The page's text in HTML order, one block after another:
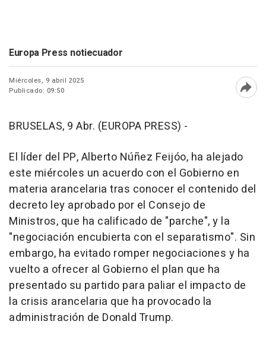
Europa Press notiecuador
Miércoles, 9 abril 2025
Publicado: 09:50
BRUSELAS, 9 Abr. (EUROPA PRESS) -
El líder del PP, Alberto Núñez Feijóo, ha alejado
este miércoles un acuerdo con el Gobierno en
materia arancelaria tras conocer el contenido del
decreto ley aprobado por el Consejo de
Ministros, que ha calificado de "parche", y la
"negociación encubierta con el separatismo". Sin
embargo, ha evitado romper negociaciones y ha
vuelto a ofrecer al Gobierno el plan que ha
presentado su partido para paliar el impacto de
la crisis arancelaria que ha provocado la
administración de Donald Trump.